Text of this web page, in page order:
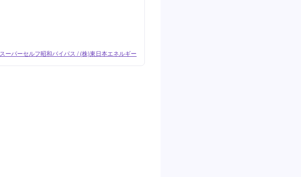
スーパーセルフ昭和バイパス / (株)東日本エネルギー